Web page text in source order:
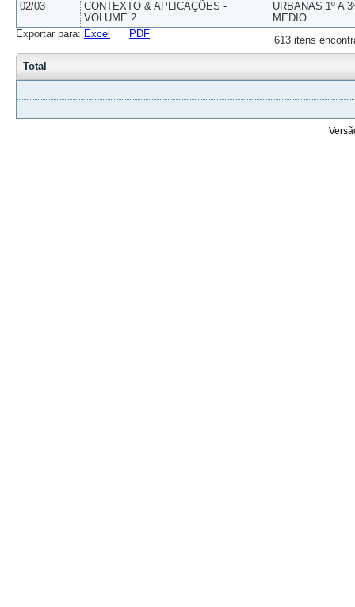
02/03
CONTEXTO & APLICAÇÕES -
VOLUME 2
URBANAS 1º A
MEDIO
613 itens
Exportar para: Excel PDF
Total